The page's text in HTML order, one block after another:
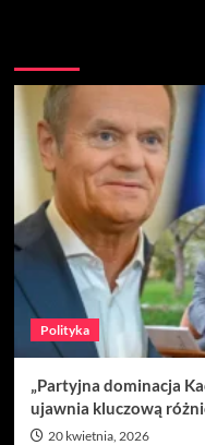
Polityka
„Partyjna dominacja
ujawnia kluczową
20 kwietnia, 2026